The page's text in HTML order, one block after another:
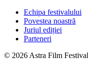
Echipa festivalului
Povestea noastră
Juriul ediției
Parteneri
© 2026 Astra Film